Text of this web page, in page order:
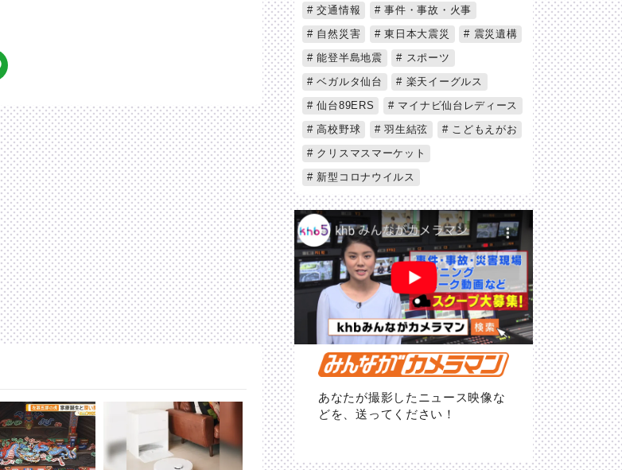
交通情報
事件・事故・火事
自然災害
東日本大震災
震災遺構
能登半島地震
スポーツ
ベガルタ仙台
楽天イーグルス
仙台89ERS
マイナビ仙台レディース
高校野球
羽生結弦
こどもえがお
クリスマスマーケット
新型コロナウイルス
あなたが撮影したニュース映像な
どを、送ってください！